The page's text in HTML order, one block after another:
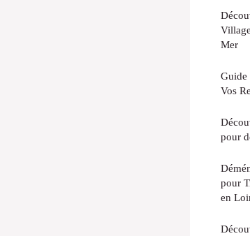
Mer
Guide
Vos
pour
pour
en